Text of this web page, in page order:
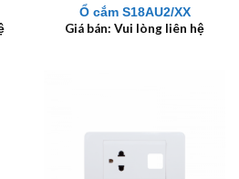
Ổ cắm S18AU2/XX
Giá bán: Vui lòng liên hệ